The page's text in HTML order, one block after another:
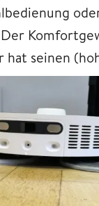
hat seinen